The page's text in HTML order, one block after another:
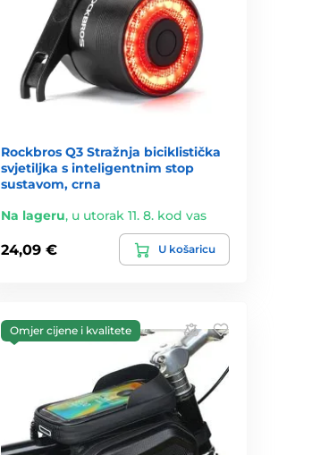
Rockbros Q3 Stražnja biciklistička
svjetiljka s inteligentnim stop
sustavom, crna
Na lageru, u utorak 11. 8. kod vas
24,09 € U košaricu
Omjer cijene i kvalitete